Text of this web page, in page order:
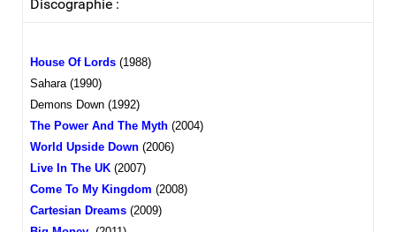
Discographie :
House Of Lords (1988)
Sahara (1990)
Demons Down (1992)
The Power And The Myth (2004)
World Upside Down (2006)
Live In The UK (2007)
Come To My Kingdom (2008)
Cartesian Dreams (2009)